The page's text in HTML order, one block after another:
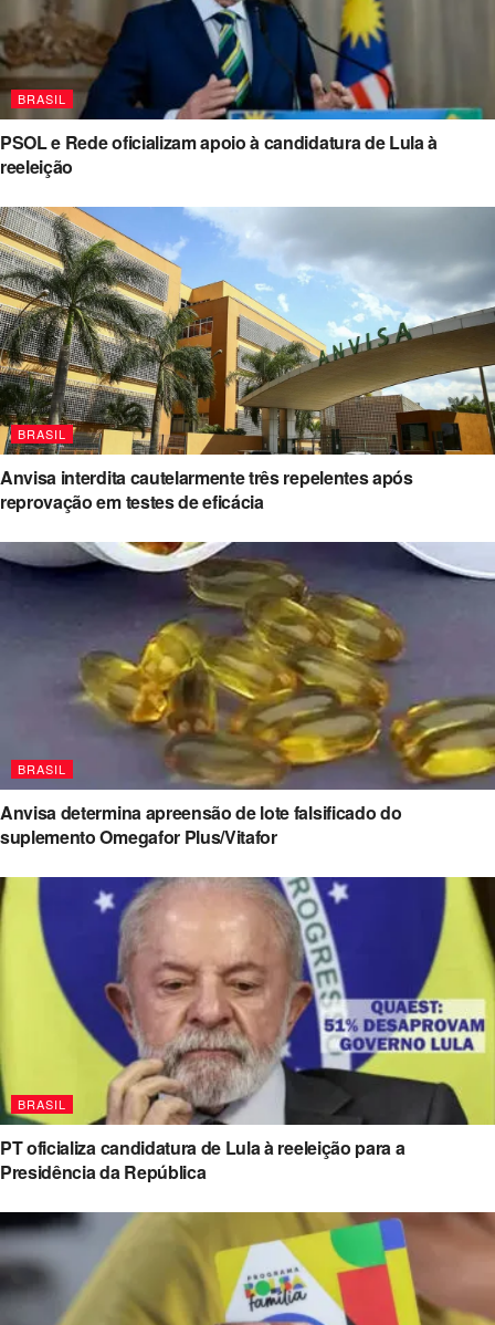
BRASIL
PSOL e Rede oficializam apoio à candidatura de Lula à
reeleição
BRASIL
Anvisa interdita cautelarmente três repelentes após
reprovação em testes de eficácia
BRASIL
Anvisa determina apreensão de lote falsificado do
suplemento Omegafor Plus/Vitafor
BRASIL
PT oficializa candidatura de Lula à reeleição para a
Presidência da República